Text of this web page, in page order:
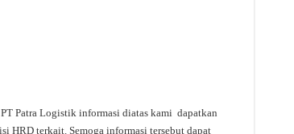
Patra Logistik informasi diatas kami dapatkan
HRD terkait. Semoga informasi tersebut dapat